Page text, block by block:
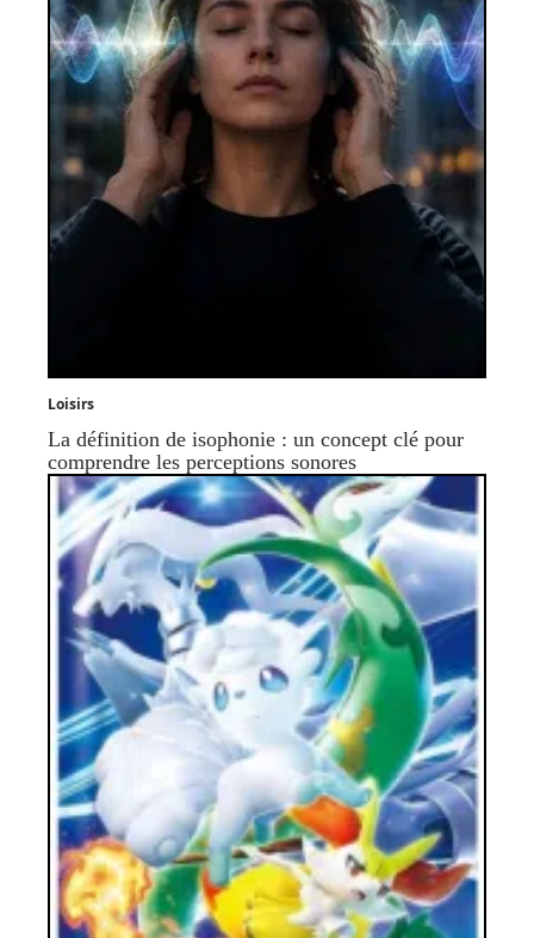
Loisirs
La définition de isophonie : un concept clé pour
comprendre les perceptions sonores